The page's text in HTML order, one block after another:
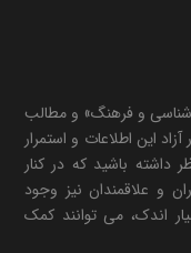
شناسی و فرهنگ» و مطالب
این اطلاعات و استمرار
باشید که در کنار
و علاقمندان نیز وجود
اندک، می توانند کمک